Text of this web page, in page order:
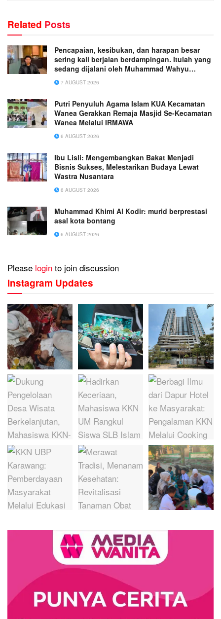
Related Posts
Pencapaian, kesibukan, dan harapan besar
sering kali berjalan berdampingan. Itulah yang
sedang dijalani oleh Muhammad Wahyu
Wicaksana.
7 AUGUST 2026
Putri Penyuluh Agama Islam KUA Kecamatan
Wanea Gerakkan Remaja Masjid Se-Kecamatan
Wanea Melalui IRMAWA
6 AUGUST 2026
Ibu Lisli: Mengembangkan Bakat Menjadi
Bisnis Sukses, Melestarikan Budaya Lewat
Wastra Nusantara
6 AUGUST 2026
Muhammad Khimi Al Kodir: murid berprestasi
asal kota bontang
6 AUGUST 2026
Please login to join discussion
Instagram Updates